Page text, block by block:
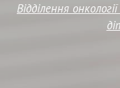
Відділення